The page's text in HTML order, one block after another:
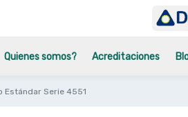
Quienes somos? Acreditaciones
Estándar Serie 4551